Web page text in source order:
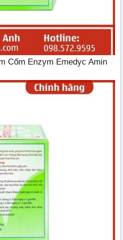
Cốm Enzym Emedyc Amin